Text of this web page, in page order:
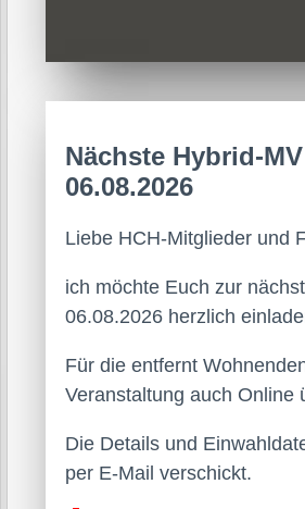
Nächste Hybrid-
06.08.2026
Liebe HCH-Mitglieder und
ich möchte Euch zur
06.08.2026 herzlich
Für die entfernt
Veranstaltung auch Online
Die Details und
per E-Mail verschickt.